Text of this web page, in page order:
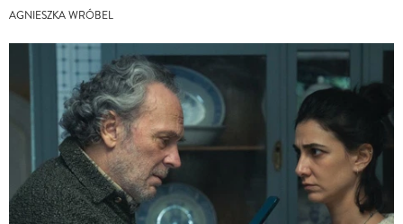
AGNIESZKA WRÓBEL